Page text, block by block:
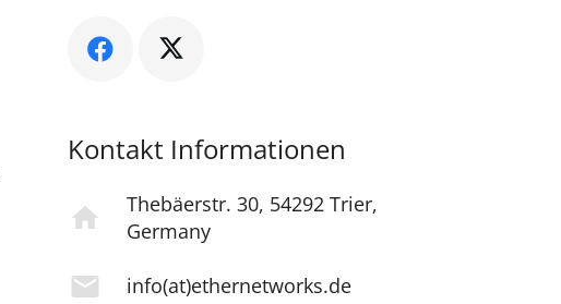
Kontakt Informationen
home
Thebäerstr. 30, 54292 Trier,
Germany
mail info(at)ethernetworks.de